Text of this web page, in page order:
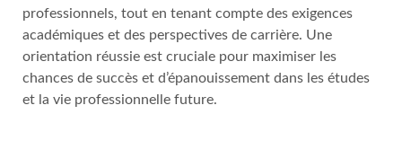
professionnels, tout en tenant compte des exigences
académiques et des perspectives de carrière. Une
orientation réussie est cruciale pour maximiser les
chances de succès et d’épanouissement dans les études
et la vie professionnelle future.